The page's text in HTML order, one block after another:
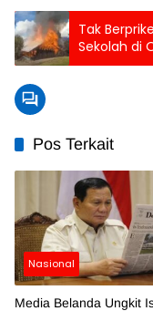
Tak
Sekolah di
Pos Terkait
Nasional
Media Belanda Ungkit